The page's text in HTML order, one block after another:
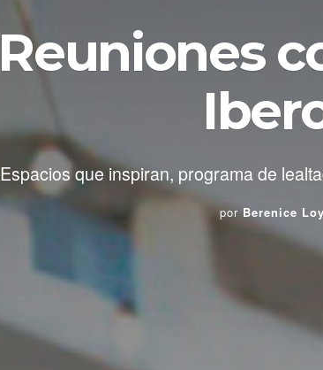
Reuniones
Espacios que inspiran, programa de
por Berenice